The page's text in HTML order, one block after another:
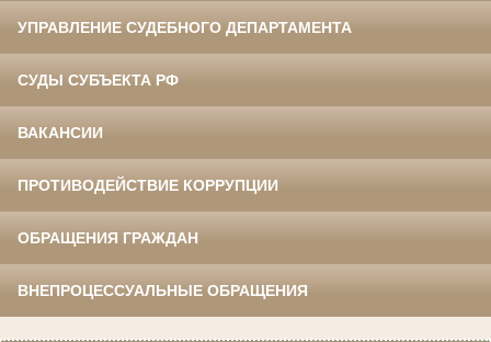
УПРАВЛЕНИЕ СУДЕБНОГО ДЕПАРТАМЕНТА
СУДЫ СУБЪЕКТА РФ
ВАКАНСИИ
ПРОТИВОДЕЙСТВИЕ КОРРУПЦИИ
ОБРАЩЕНИЯ ГРАЖДАН
ВНЕПРОЦЕССУАЛЬНЫЕ ОБРАЩЕНИЯ